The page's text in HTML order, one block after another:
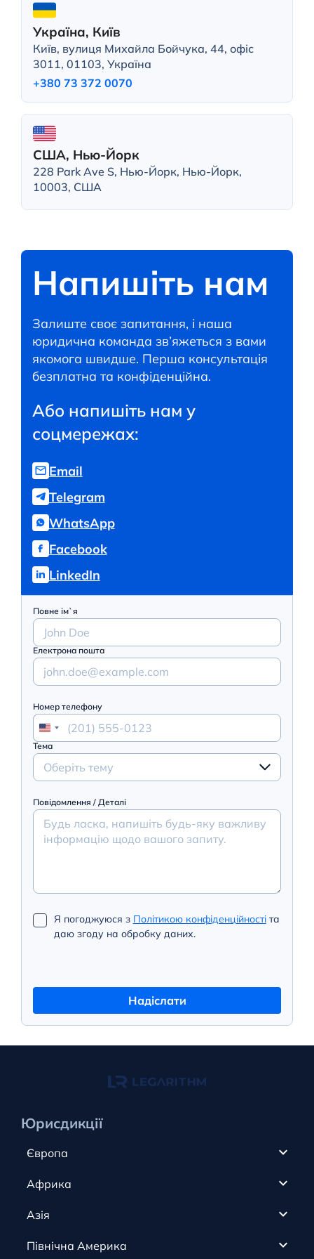
Україна, Київ
Київ, вулиця Михайла Бойчука, 44, офіс
3011, 01103, Україна
+380 73 372 0070
США, Нью-Йорк
228 Park Ave S, Нью-Йорк, Нью-Йорк,
10003, США
Напишіть нам
Залиште своє запитання, і наша
юридична команда зв’яжеться з вами
якомога швидше. Перша консультація
безплатна та конфіденційна.
Або напишіть нам у
соцмережах:
Email
Telegram
WhatsApp
Facebook
LinkedIn
Повне ім`я
Електрона пошта
Номер телефону
Тема
Оберіть тему
Повідомлення / Деталі
Я погоджуюся з Політикою конфіденційностіта
даю згоду на обробку даних.
Надіслати
Юрисдикції
Європа
Кіпр
Олдерні
Африка
Канада
Азія
Румунія
Північна Америка